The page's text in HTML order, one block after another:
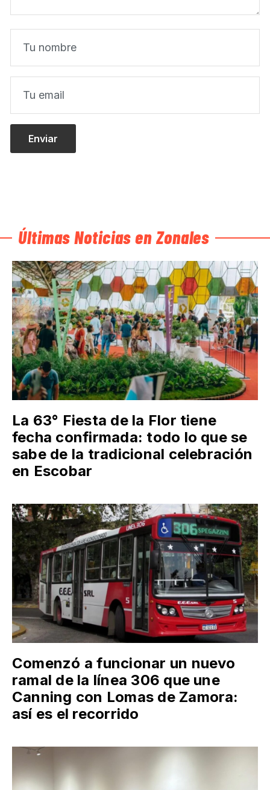
Últimas Noticias en Zonales
La 63° Fiesta de la Flor tiene
fecha confirmada: todo lo que se
sabe de la tradicional celebración
en Escobar
Comenzó a funcionar un nuevo
ramal de la línea 306 que une
Canning con Lomas de Zamora:
así es el recorrido